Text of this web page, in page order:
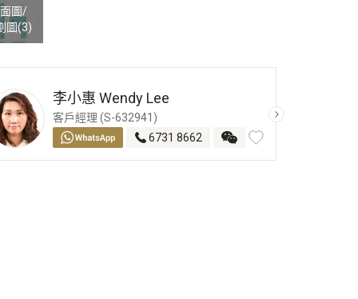
圖/
圖(3)
李小惠 Wendy Lee
客戶經理 (S-632941)
6731 8662